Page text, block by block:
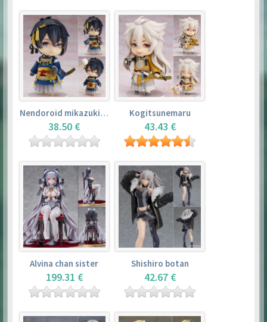
Nendoroid mikazuki munechika
38.50 €
Kogitsunemaru
43.43 €
Alvina chan sister
199.31 €
Shishiro botan
42.67 €